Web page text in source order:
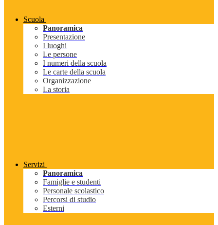
Scuola
Panoramica
Presentazione
I luoghi
Le persone
I numeri della scuola
Le carte della scuola
Organizzazione
La storia
Servizi
Panoramica
Famiglie e studenti
Personale scolastico
Percorsi di studio
Esterni